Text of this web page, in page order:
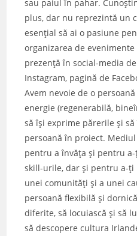
sau paiul în pahar.
plus, dar nu reprezintă un
esențial să ai o pasiune
organizarea de
prezență în social-media
Instagram, pagină de
Avem nevoie de o
energie (regenerabilă,
să își exprime părerile și
persoană în proiect.
pentru a învăța și pentru
skill-urile, dar și pentru a-
unei comunități și a unei
persoană flexibilă și
diferite, să locuiască și să
să descopere cultura